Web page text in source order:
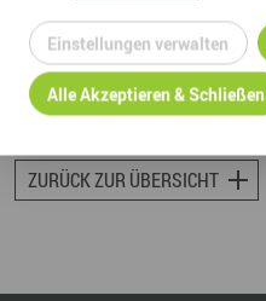
ZUM PROFIL
ZURÜCK ZUR ÜBERSICHT
Einstellungen verwalten
Alle Akzeptieren & Schließen